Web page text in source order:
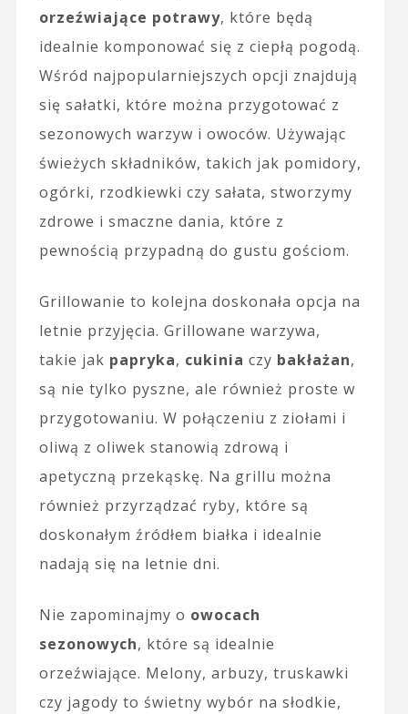
orzeźwiające potrawy, które będą
idealnie komponować się z ciepłą pogodą.
Wśród najpopularniejszych opcji znajdują
się sałatki, które można przygotować z
sezonowych warzyw i owoców. Używając
świeżych składników, takich jak pomidory,
ogórki, rzodkiewki czy sałata, stworzymy
zdrowe i smaczne dania, które z
pewnością przypadną do gustu gościom.
Grillowanie to kolejna doskonała opcja na
letnie przyjęcia. Grillowane warzywa,
takie jak papryka, cukinia czy bakłażan,
są nie tylko pyszne, ale również proste w
przygotowaniu. W połączeniu z ziołami i
oliwą z oliwek stanowią zdrową i
apetyczną przekąskę. Na grillu można
również przyrządzać ryby, które są
doskonałym źródłem białka i idealnie
nadają się na letnie dni.
Nie zapominajmy o owocach
sezonowych, które są idealnie
orzeźwiające. Melony, arbuzy, truskawki
czy jagody to świetny wybór na słodkie,